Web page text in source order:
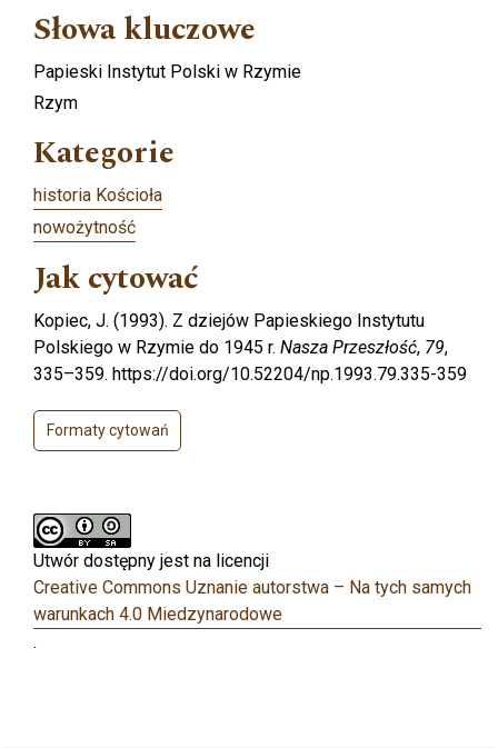
Słowa kluczowe
Papieski Instytut Polski w Rzymie
Rzym
Kategorie
historia Kościoła
nowożytność
Jak cytować
Kopiec, J. (1993). Z dziejów Papieskiego Instytutu
Polskiego w Rzymie do 1945 r. Nasza Przeszłość, 79,
335–359. https://doi.org/10.52204/np.1993.79.335-359
Formaty cytowań
Utwór dostępny jest na licencji
Creative Commons Uznanie autorstwa – Na tych samych
warunkach 4.0 Miedzynarodowe
.